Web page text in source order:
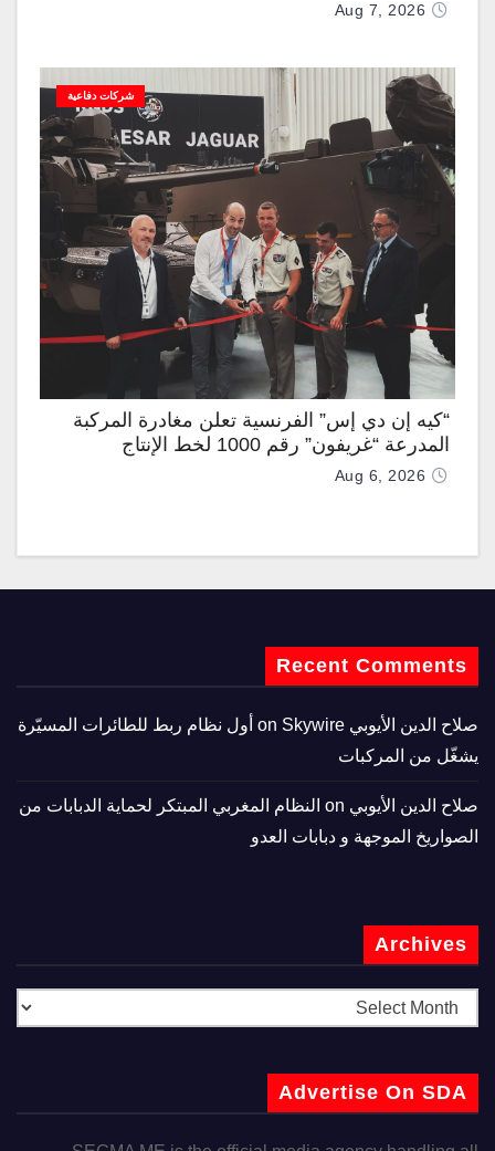
Aug 7, 2026
شركات دفاعية
“كيه إن دي إس” الفرنسية تعلن مغادرة المركبة
المدرعة “غريفون” رقم 1000 لخط الإنتاج
Aug 6, 2026
Recent Comments
صلاح الدين الأيوبي
Skywire أول نظام ربط للطائرات المسيّرة
يشغّل من المركبات
صلاح الدين الأيوبي
النظام المغربي المبتكر لحماية الدبابات من
الصواريخ الموجهة و دبابات العدو
Archives
Advertise On SDA